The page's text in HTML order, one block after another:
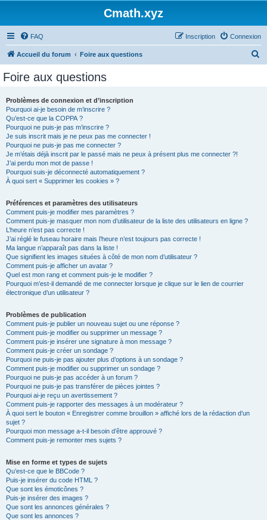
Cmath.xyz
FAQ Connexion
Inscription
Accueil du forum Foire aux questions
Foire aux questions
Problèmes de connexion et d’inscription
Pourquoi ai-je besoin de m’inscrire ?
Qu’est-ce que la COPPA ?
Pourquoi ne puis-je pas m’inscrire ?
Je suis inscrit mais je ne peux pas me connecter !
Pourquoi ne puis-je pas me connecter ?
Je m’étais déjà inscrit par le passé mais ne peux à présent plus me connecter ?!
J’ai perdu mon mot de passe !
Pourquoi suis-je déconnecté automatiquement ?
À quoi sert « Supprimer les cookies » ?
Préférences et paramètres des utilisateurs
Comment puis-je modifier mes paramètres ?
Comment puis-je masquer mon nom d’utilisateur de la liste des utilisateurs en ligne ?
L’heure n’est pas correcte !
J’ai réglé le fuseau horaire mais l’heure n’est toujours pas correcte !
Ma langue n’apparaît pas dans la liste !
Que signifient les images situées à côté de mon nom d’utilisateur ?
Comment puis-je afficher un avatar ?
Quel est mon rang et comment puis-je le modifier ?
Pourquoi m’est-il demandé de me connecter lorsque je clique sur le lien de courrier
électronique d’un utilisateur ?
Problèmes de publication
Comment puis-je publier un nouveau sujet ou une réponse ?
Comment puis-je modifier ou supprimer un message ?
Comment puis-je insérer une signature à mon message ?
Comment puis-je créer un sondage ?
Pourquoi ne puis-je pas ajouter plus d’options à un sondage ?
Comment puis-je modifier ou supprimer un sondage ?
Pourquoi ne puis-je pas accéder à un forum ?
Pourquoi ne puis-je pas transférer de pièces jointes ?
Pourquoi ai-je reçu un avertissement ?
Comment puis-je rapporter des messages à un modérateur ?
À quoi sert le bouton « Enregistrer comme brouillon » affiché lors de la rédaction d’un
sujet ?
Pourquoi mon message a-t-il besoin d’être approuvé ?
Comment puis-je remonter mes sujets ?
Mise en forme et types de sujets
Qu’est-ce que le BBCode ?
Puis-je insérer du code HTML ?
Que sont les émoticônes ?
Puis-je insérer des images ?
Que sont les annonces générales ?
Que sont les annonces ?